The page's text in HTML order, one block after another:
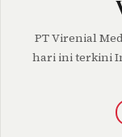
PT Virenial
hari ini terkini